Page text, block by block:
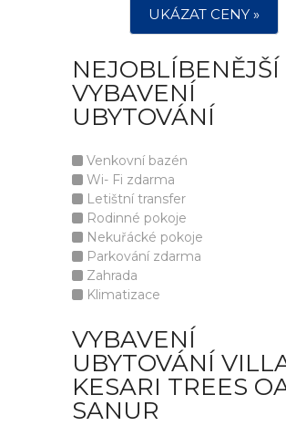
UKÁZAT CENY »
NEJOBLÍBENĚJŠÍ
VYBAVENÍ
UBYTOVÁNÍ
Venkovní bazén
Wi- Fi zdarma
Letištní transfer
Rodinné pokoje
Nekuřácké pokoje
Parkování zdarma
Zahrada
Klimatizace
VYBAVENÍ
UBYTOVÁNÍ
KESARI TREES
SANUR